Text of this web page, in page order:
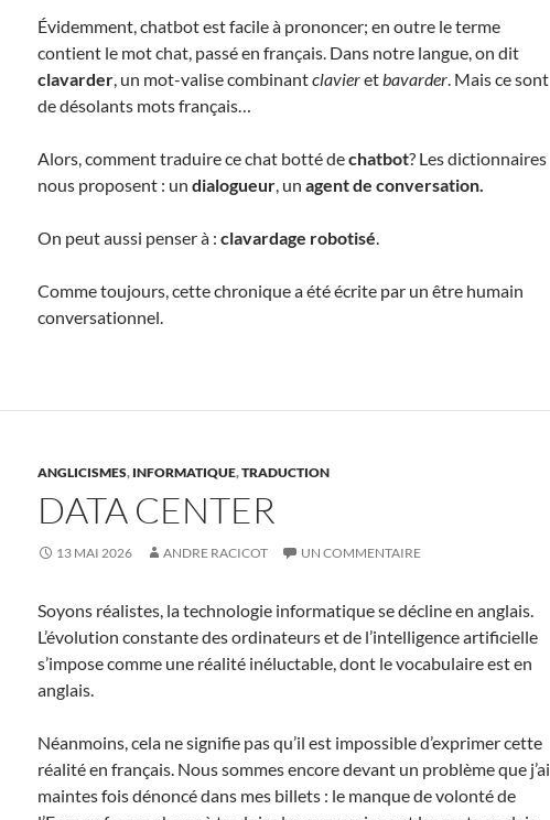
Évidemment, chatbot est facile à prononcer; en outre le terme
contient le mot chat, passé en français. Dans notre langue, on dit
clavarder, un mot-valise combinantclavieretbavarder. Mais ce sont
de désolants mots français…
Alors, comment traduire ce chat botté dechatbot? Les dictionnaires
nous proposent : un dialogueur, un agent de conversation.
On peut aussi penser à : clavardage robotisé.
Comme toujours, cette chronique a été écrite par un être humain
conversationnel.
ANGLICISMES, INFORMATIQUE,TRADUCTION
DATA CENTER
13 MAI 2026 ANDRE RACICOT UN COMMENTAIRE
Soyons réalistes, la technologie informatique se décline en anglais.
L’évolution constante des ordinateurs et de l’intelligence artificielle
s’impose comme une réalité inéluctable, dont le vocabulaire est en
anglais.
Néanmoins, cela ne signifie pas qu’il est impossible d’exprimer cette
réalité en français. Nous sommes encore devant un problème que j’ai
maintes fois dénoncé dans mes billets : le manque de volonté de